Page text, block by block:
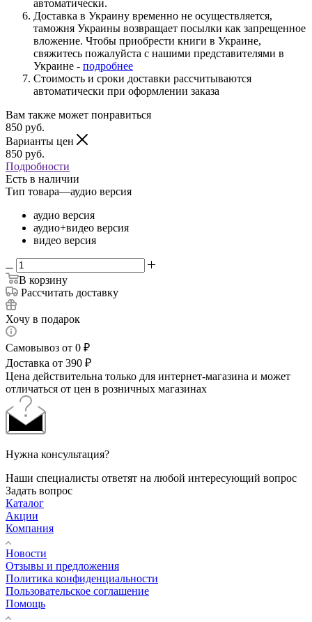
автоматически.
Доставка в Украину временно не осуществляется,
таможня Украины возвращает посылки как запрещенное
вложение. Чтобы приобрести книги в Украине,
свяжитесь пожалуйста с нашими представителями в
Украине - подробнее
Стоимость и сроки доставки рассчитываются
автоматически при оформлении заказа
Вам также может понравиться
850 руб.
Варианты цен
850 руб.
Подробности
Есть в наличии
Тип товара—аудио версия
аудио версия
аудио+видео версия
видео версия
В корзину
Рассчитать доставку
Хочу в подарок
Самовывоз от 0 ₽
Доставка от 390 ₽
Цена действительна только для интернет-магазина и может
отличаться от цен в розничных магазинах
Нужна консультация?
Наши специалисты ответят на любой интересующий вопрос
Задать вопрос
Каталог
Акции
Компания
Новости
Отзывы и предложения
Политика конфиденциальности
Пользовательское соглашение
Помощь